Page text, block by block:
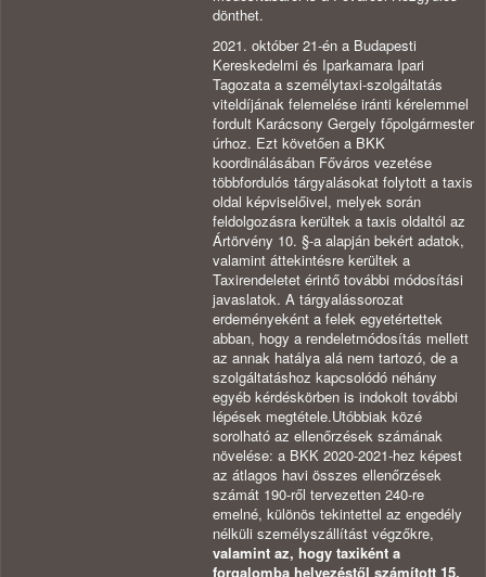
dönthet.
2021. október 21-én a Budapesti
Kereskedelmi és Iparkamara Ipari
Tagozata a személytaxi-szolgáltatás
viteldíjának felemelése iránti kérelemmel
fordult Karácsony Gergely főpolgármester
úrhoz. Ezt követően a BKK
koordinálásában Főváros vezetése
többfordulós tárgyalásokat folytott a taxis
oldal képviselőivel, melyek során
feldolgozásra kerültek a taxis oldaltól az
Ártörvény 10. §-a alapján bekért adatok,
valamint áttekintésre kerültek a
Taxirendeletet érintő további módosítási
javaslatok. A tárgyalássorozat
erdeményeként a felek egyetértettek
abban, hogy a rendeletmódosítás mellett
az annak hatálya alá nem tartozó, de a
szolgáltatáshoz kapcsolódó néhány
egyéb kérdéskörben is indokolt további
lépések megtétele.Utóbbiak közé
sorolható az ellenőrzések számának
növelése: a BKK 2020-2021-hez képest
az átlagos havi összes ellenőrzések
számát 190-ről tervezetten 240-re
emelné, különös tekintettel az engedély
nélküli személyszállítást végzőkre,
valamint az, hogy taxiként a
forgalomba helyezéstől számított 15.